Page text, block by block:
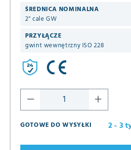
ŚREDNICA NOMINALNA
2" cale GW
PRZYŁĄCZE
gwint wewnętrzny ISO 228
GOTOWE DO WYSYŁKI
2 - 3